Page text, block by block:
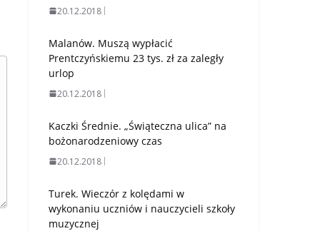
20.12.2018
Malanów. Muszą wypłacić
Prentczyńskiemu 23 tys. zł za zaległy
urlop
20.12.2018
Kaczki Średnie. „Świąteczna ulica” na
bożonarodzeniowy czas
20.12.2018
Turek. Wieczór z kolędami w
wykonaniu uczniów i nauczycieli szkoły
muzycznej